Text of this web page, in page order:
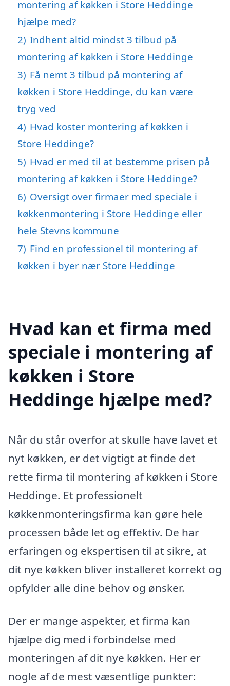
montering af køkken i Store Heddinge
hjælpe med?
2) Indhent altid mindst 3 tilbud på
montering af køkken i Store Heddinge
3) Få nemt 3 tilbud på montering af
køkken i Store Heddinge, du kan være
tryg ved
4) Hvad koster montering af køkken i
Store Heddinge?
5) Hvad er med til at bestemme prisen på
montering af køkken i Store Heddinge?
6) Oversigt over firmaer med speciale i
køkkenmontering i Store Heddinge eller
hele Stevns kommune
7) Find en professionel til montering af
køkken i byer nær Store Heddinge
Hvad kan et firma med
speciale i montering af
køkken i Store
Heddinge hjælpe med?
Når du står overfor at skulle have lavet et
nyt køkken, er det vigtigt at finde det
rette firma til montering af køkken i Store
Heddinge. Et professionelt
køkkenmonteringsfirma kan gøre hele
processen både let og effektiv. De har
erfaringen og ekspertisen til at sikre, at
dit nye køkken bliver installeret korrekt og
opfylder alle dine behov og ønsker.
Der er mange aspekter, et firma kan
hjælpe dig med i forbindelse med
monteringen af dit nye køkken. Her er
nogle af de mest væsentlige punkter: